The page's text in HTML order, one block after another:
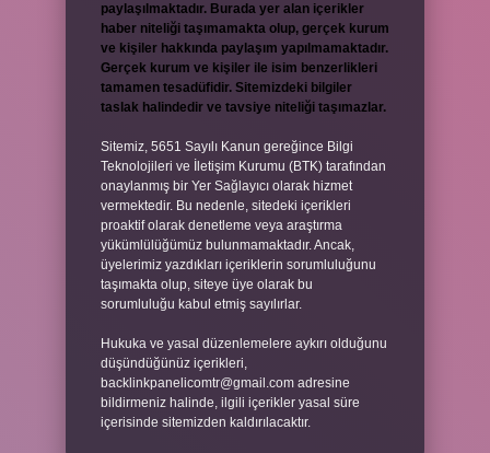
paylaşılmaktadır. Burada yer alan içerikler
haber niteliği taşımamakta olup, gerçek kurum
ve kişiler hakkında paylaşım yapılmamaktadır.
Gerçek kurum ve kişiler ile isim benzerlikleri
tamamen tesadüfidir. Sitemizdeki bilgiler
taslak halindedir ve tavsiye niteliği taşımazlar.
Sitemiz, 5651 Sayılı Kanun gereğince Bilgi
Teknolojileri ve İletişim Kurumu (BTK) tarafından
onaylanmış bir Yer Sağlayıcı olarak hizmet
vermektedir. Bu nedenle, sitedeki içerikleri
proaktif olarak denetleme veya araştırma
yükümlülüğümüz bulunmamaktadır. Ancak,
üyelerimiz yazdıkları içeriklerin sorumluluğunu
taşımakta olup, siteye üye olarak bu
sorumluluğu kabul etmiş sayılırlar.
Hukuka ve yasal düzenlemelere aykırı olduğunu
düşündüğünüz içerikleri,
backlinkpanelicomtr@gmail.com adresine
bildirmeniz halinde, ilgili içerikler yasal süre
içerisinde sitemizden kaldırılacaktır.